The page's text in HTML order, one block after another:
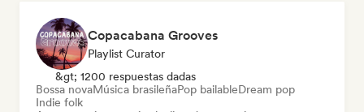
Copacabana Grooves
Playlist Curator
&gt; 1200 respuestas dadas
Bossa novaMúsica brasileñaPop bailableDream pop
Indie folk